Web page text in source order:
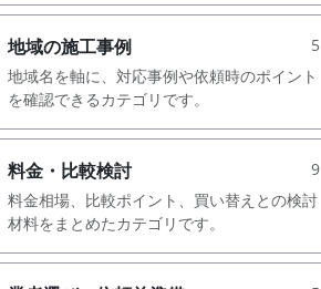
地域の施工事例
5
地域名を軸に、対応事例や依頼時のポイント
を確認できるカテゴリです。
料金・比較検討
9
料金相場、比較ポイント、買い替えとの検討
材料をまとめたカテゴリです。